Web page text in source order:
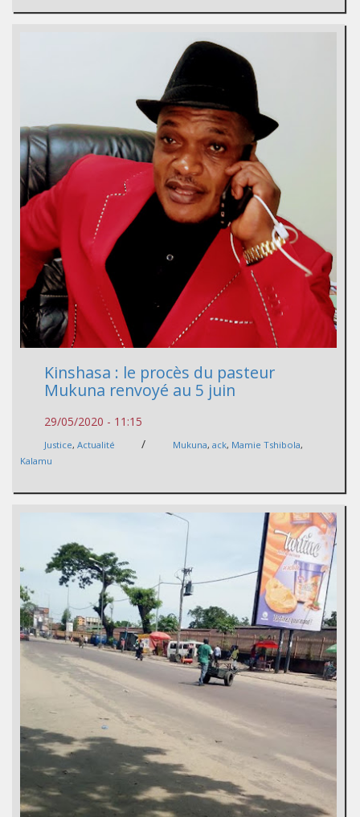
Kinshasa : le procès du pasteur
Mukuna renvoyé au 5 juin
29/05/2020 - 11:15
Justice, Actualité / Mukuna, ack, Mamie Tshibola,
Kalamu